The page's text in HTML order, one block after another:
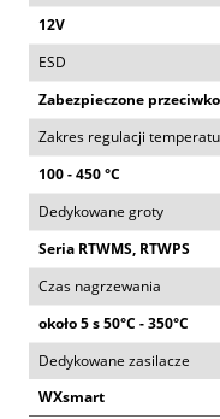
12V
ESD
Zabezpieczone
Zakres regulacji
100 - 450 °C
Dedykowane groty
Seria RTWMS, RTWPS
Czas nagrzewania
około 5 s 50°C - 350°C
Dedykowane zasilacze
WXsmart